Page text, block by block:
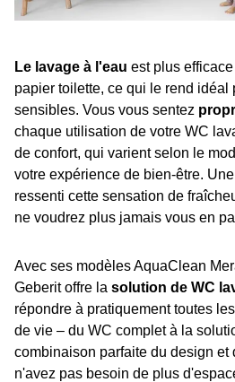
Le lavage à l'eau est plus
papier toilette, ce qui le rend idéal
sensibles. Vous vous sentez
chaque utilisation de votre WC
de confort, qui varient selon le
votre expérience de bien-être.
ressenti cette sensation de
ne voudrez plus jamais vous en
Avec ses modèles AquaClean
Geberit offre la solution de WC
répondre à pratiquement toutes
de vie – du WC complet à la
combinaison parfaite du design et
n'avez pas besoin de plus